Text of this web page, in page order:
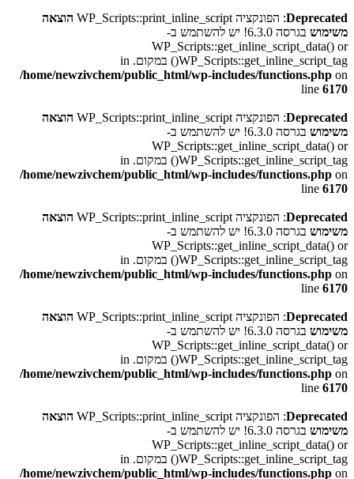
Deprecated: הפונקציה WP_Scripts::print_inline_script
הוצאה
משימוש
בגרסה 6.3.0! יש להשתמש ב-
WP_Scripts::get_inline_script_data() or
WP_Scripts::get_inline_script_tag() במקום. in
/home/newzivchem/public_html/wp-includes/functions.php on
line 6170
Deprecated: הפונקציה WP_Scripts::print_inline_script
הוצאה
משימוש
בגרסה 6.3.0! יש להשתמש ב-
WP_Scripts::get_inline_script_data() or
WP_Scripts::get_inline_script_tag() במקום. in
/home/newzivchem/public_html/wp-includes/functions.php on
line 6170
Deprecated: הפונקציה WP_Scripts::print_inline_script
הוצאה
משימוש
בגרסה 6.3.0! יש להשתמש ב-
WP_Scripts::get_inline_script_data() or
WP_Scripts::get_inline_script_tag() במקום. in
/home/newzivchem/public_html/wp-includes/functions.php on
line 6170
Deprecated: הפונקציה WP_Scripts::print_inline_script
הוצאה
משימוש
בגרסה 6.3.0! יש להשתמש ב-
WP_Scripts::get_inline_script_data() or
WP_Scripts::get_inline_script_tag() במקום. in
/home/newzivchem/public_html/wp-includes/functions.php on
line 6170
Deprecated: הפונקציה WP_Scripts::print_inline_script
הוצאה
משימוש
בגרסה 6.3.0! יש להשתמש ב-
WP_Scripts::get_inline_script_data() or
WP_Scripts::get_inline_script_tag() במקום. in
/home/newzivchem/public_html/wp-includes/functions.php on